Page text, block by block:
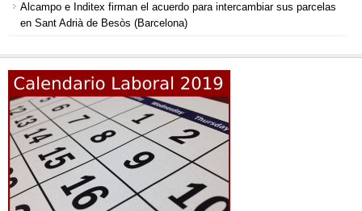
Alcampo e Inditex firman el acuerdo para intercambiar sus parcelas
en Sant Adrià de Besòs (Barcelona)